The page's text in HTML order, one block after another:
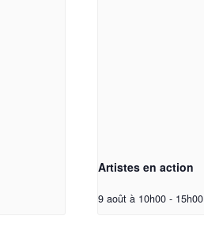
Artistes en action
9 août à 10h00 - 15h00